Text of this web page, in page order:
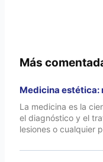
Más
Medicina estética:
La medicina es la
el diagnóstico y el
lesiones o cualquier